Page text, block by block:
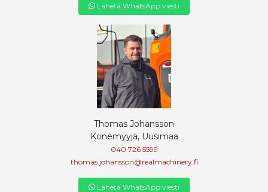
Lähetä WhatsApp viesti
Thomas Johansson
Konemyyjä, Uusimaa
040 726 5599
thomas.johansson@realmachinery.fi
Lähetä WhatsApp viesti